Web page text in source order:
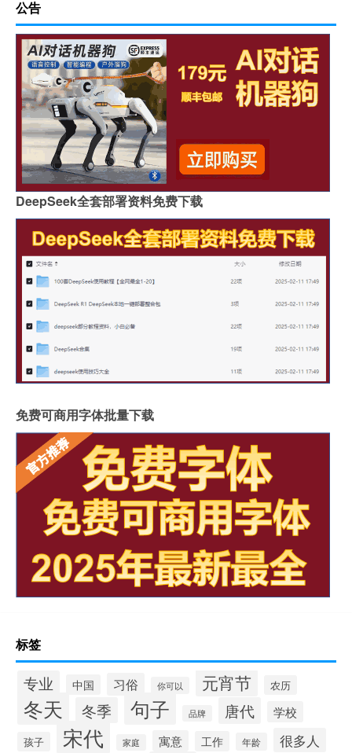
公告
DeepSeek全套部署资料免费下载
免费可商用字体批量下载
标签
专业 中国 习俗 你可以 元宵节 农历
冬天 冬季 句子 品牌 唐代 学校
孩子 宋代 家庭 寓意 工作 年龄 很多人